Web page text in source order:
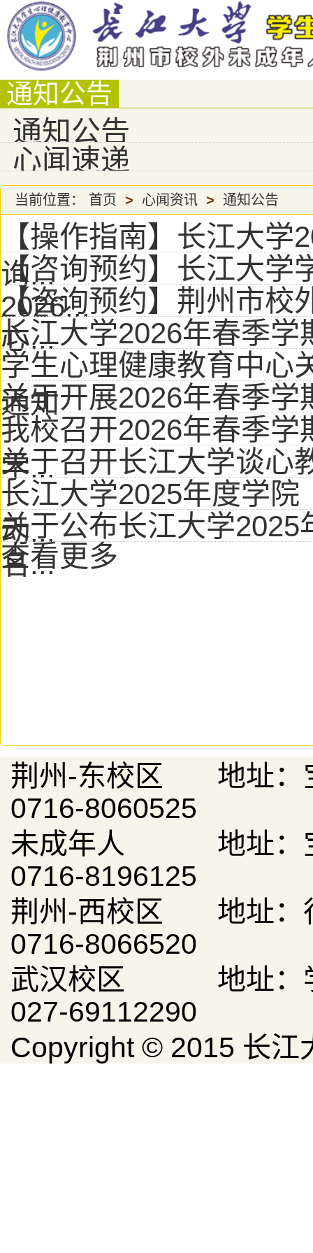
通知公告
通知公告
心闻速递
当前位置： 首页 > 心闻资讯 > 通知公告
【操作指南】长江大
询...
【咨询预约】长江大学
2026...
【咨询预约】荆州市校
心...
长江大学2026年春季学
学生心理健康教育中心
通知
关于开展2026年春季学
我校召开2026年春季
学...
关于召开长江大学谈心
长江大学2025年度学
动...
关于公布长江大学
名...
查看更多
荆州-东校区 地址：
0716-8060525
未成年人 地址：
0716-8196125
荆州-西校区 地址：
0716-8066520
武汉校区 地址：学
027-69112290
Copyright © 2015 长江